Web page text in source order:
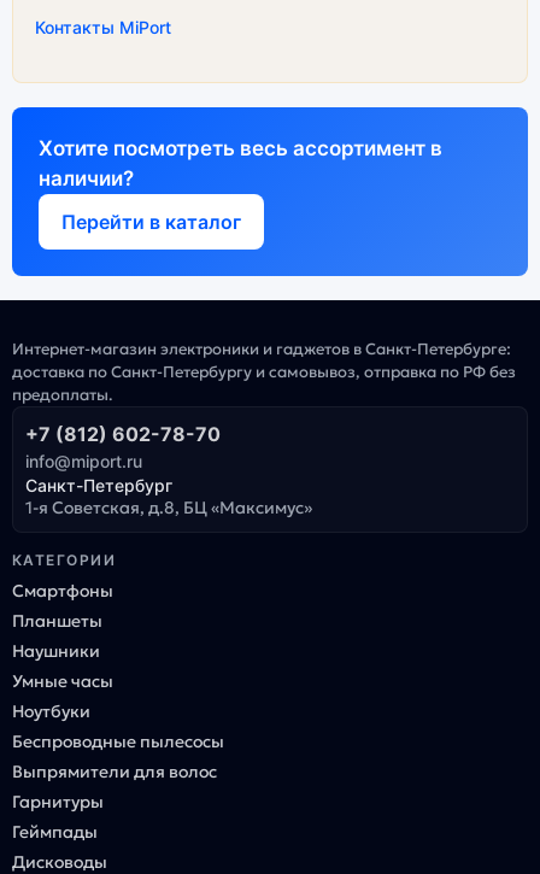
Контакты MiPort
Хотите посмотреть весь ассортимент в
наличии?
Перейти в каталог
Интернет-магазин электроники и гаджетов в Санкт-Петербурге:
доставка по Санкт-Петербургу и самовывоз, отправка по РФ без
предоплаты.
+7 (812) 602-78-70
info@miport.ru
Санкт-Петербург
1-я Советская, д.8, БЦ «Максимус»
КАТЕГОРИИ
Смартфоны
Планшеты
Наушники
Умные часы
Ноутбуки
Беспроводные пылесосы
Выпрямители для волос
Гарнитуры
Геймпады
Дисководы